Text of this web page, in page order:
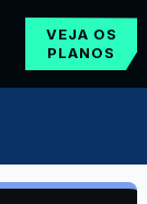
VEJA OS
PLANOS